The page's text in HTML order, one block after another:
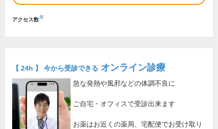
アクセス数※
【 24h 】 今から受診できる オンライン診療
急な発熱や風邪などの体調不良に
ご自宅・オフィスで受診出来ます
お薬はお近くの薬局、宅配便でお受け取り